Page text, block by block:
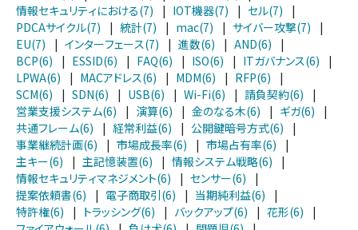
情報セキュリティにおける(7)
| IOT機器(7) | セル(7)
|
PDCAサイクル(7)
| 統計(7) | mac(7) | サイバー攻撃(7)
|
EU(7)
| インターフェース(7) | 進数(6) | AND(6)
|
BCP(6)
| ESSID(6) | FAQ(6) | ISO(6) | ITガバナンス(6)
|
LPWA(6)
| MACアドレス(6) | MDM(6) | RFP(6)
|
SCM(6)
| SDN(6) | USB(6) | Wi-Fi(6) | 請負契約(6)
|
営業支援システム(6)
| 演算(6) | 金のなる木(6) | ギガ(6)
|
共通フレーム(6)
| 経常利益(6) | 公開鍵暗号方式(6)
|
事業継続計画(6)
| 市場成長率(6) | 市場占有率(6)
|
主キー(6)
| 主記憶装置(6) | 情報システム戦略(6)
|
情報セキュリティマネジメント(6)
| センサー(6)
|
提案依頼書(6)
| 電子商取引(6) | 当期純利益(6)
|
特許権(6)
| トラッシング(6) | バックアップ(6) | 花形(6)
|